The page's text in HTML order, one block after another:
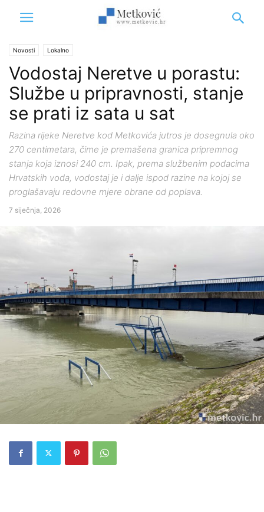
Novosti Lokalno
Vodostaj Neretve u porastu:
Službe u pripravnosti, stanje
se prati iz sata u sat
Razina rijeke Neretve kod Metkovića jutros je dosegnula oko
270 centimetara, čime je premašena granica pripremnog
stanja koja iznosi 240 cm. Ipak, prema službenim podacima
Hrvatskih voda, vodostaj je i dalje ispod razine na kojoj se
proglašavaju redovne mjere obrane od poplava.
7 siječnja, 2026